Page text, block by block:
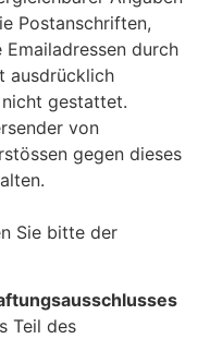
Postanschriften,
durch
ausdrücklich
gestattet.
von
gegen dieses
Sie bitte der
Teil des